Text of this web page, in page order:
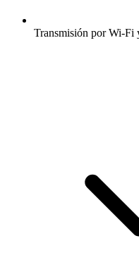
Transmisión por Wi-Fi